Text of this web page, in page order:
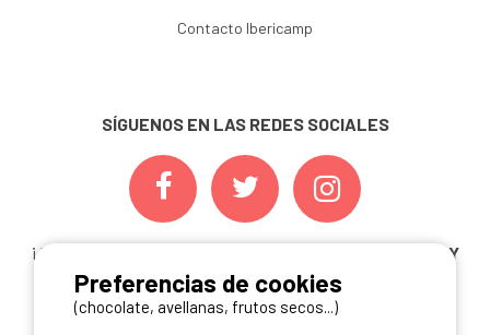
Contacto Ibericamp
SÍGUENOS EN LAS REDES SOCIALES
¡ Y NO TE PIERDAS NUESTRAS
OFERTAS, CONCURSOS Y
NOVEDADESINSCRIBIÉNDOTE A NUESTRA
NEWSLETTER!
Preferencias de cookies
(chocolate, avellanas, frutos secos...)